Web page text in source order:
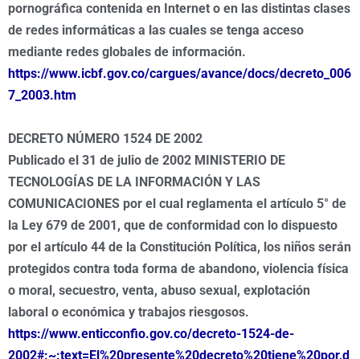
pornográfica contenida en Internet o en las distintas clases
de redes informáticas a las cuales se tenga acceso
mediante redes globales de información.
https://www.icbf.gov.co/cargues/avance/docs/decreto_006
7_2003.htm
DECRETO NÚMERO 1524 DE 2002
Publicado el 31 de julio de 2002 MINISTERIO DE
TECNOLOGÍAS DE LA INFORMACIÓN Y LAS
COMUNICACIONES por el cual reglamenta el artículo 5° de
la Ley 679 de 2001, que de conformidad con lo dispuesto
por el artículo 44 de la Constitución Política, los niños serán
protegidos contra toda forma de abandono, violencia física
o moral, secuestro, venta, abuso sexual, explotación
laboral o económica y trabajos riesgosos.
https://www.enticconfio.gov.co/decreto-1524-de-
2002#:~:text=El%20presente%20decreto%20tiene%20por,d